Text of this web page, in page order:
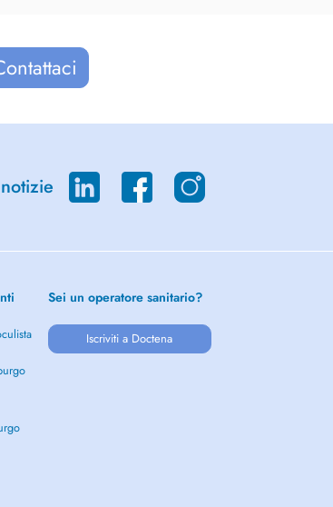
Sei un operatore sanitario?
Iscriviti a Doctena